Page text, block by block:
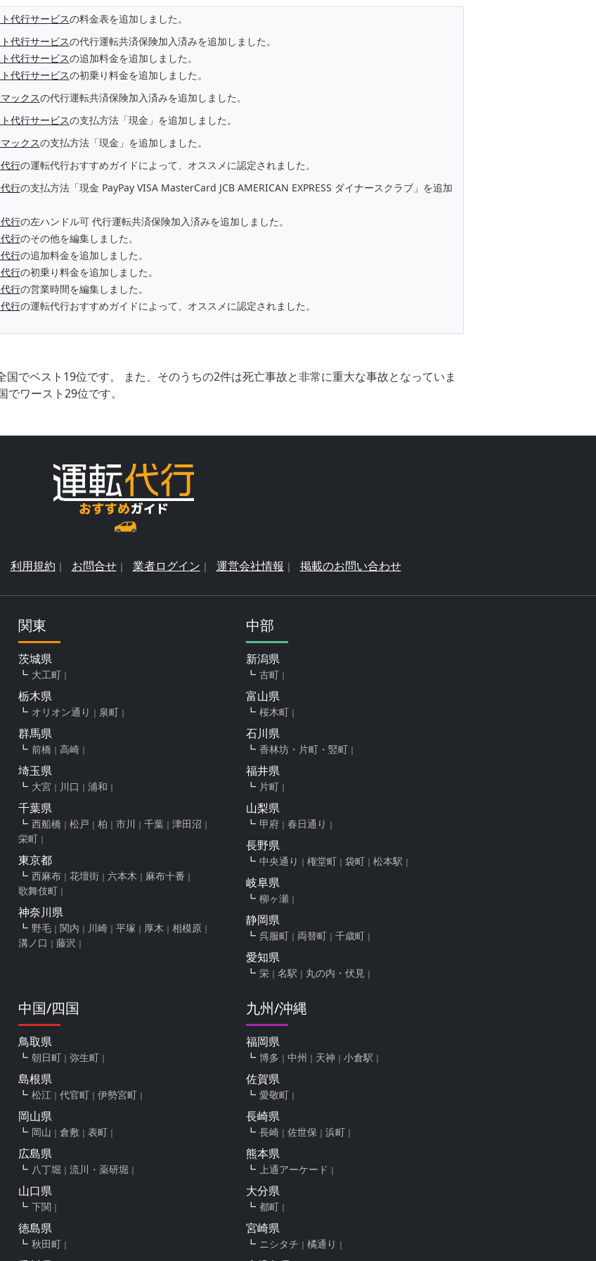
代行サービスの料金表を追加しました。
代行サービスの代行運転共済保険加入済みを追加しました。
代行サービスの追加料金を追加しました。
代行サービスの初乗り料金を追加しました。
ックスの代行運転共済保険加入済みを追加しました。
代行サービスの支払方法「現金」を追加しました。
ックスの支払方法「現金」を追加しました。
行の運転代行おすすめガイドによって、オススメに認定されました。
行の支払方法「現金 PayPay VISA MasterCard JCB AMERICAN EXPRESS ダイナースクラブ」を追加
行の左ハンドル可 代行運転共済保険加入済みを追加しました。
行のその他を編集しました。
行の追加料金を追加しました。
行の初乗り料金を追加しました。
行の営業時間を編集しました。
行の運転代行おすすめガイドによって、オススメに認定されました。
でベスト19位です。 また、そのうちの2件は死亡事故と非常に重大な事故となっていま
ワースト29位です。
利用規約 お問合せ 業者ログイン 運営会社情報 掲載のお問い合わせ
関東
茨城県
大工町
栃木県
オリオン通り 泉町
群馬県
前橋 高崎
埼玉県
大宮 川口 浦和
千葉県
西船橋 松戸 柏 市川 千葉
津田沼
栄町
東京都
西麻布 花壇街 六本木
麻布十番
歌舞伎町
神奈川県
野毛 関内 川崎 平塚 厚木
相模原
溝ノ口
藤沢
中部
新潟県
古町
富山県
桜木町
石川県
香林坊・片町・竪町
福井県
片町
山梨県
甲府 春日通り
長野県
中央通り 権堂町 袋町 松本駅
岐阜県
柳ヶ瀬
静岡県
呉服町 両替町 千歳町
愛知県
栄 名駅 丸の内・伏見
中国/四国
鳥取県
朝日町 弥生町
島根県
松江 代官町 伊勢宮町
岡山県
岡山 倉敷 表町
広島県
八丁堀 流川・薬研堀
山口県
下関
徳島県
秋田町
九州/沖縄
福岡県
博多 中州 天神 小倉駅
佐賀県
愛敬町
長崎県
長崎 佐世保 浜町
熊本県
上通アーケード
大分県
都町
宮崎県
ニシタチ 橘通り